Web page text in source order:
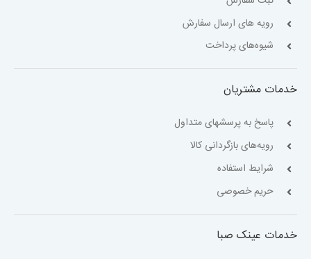
رویه های ارسال سفارش
شیوه‌های پرداخت
خدمات مشتریان
پاسخ به پرسشهای متداول
رویه‌های بازگردانی کالا
شرایط استفاده
حریم خصوصی
خدمات عینک صبا